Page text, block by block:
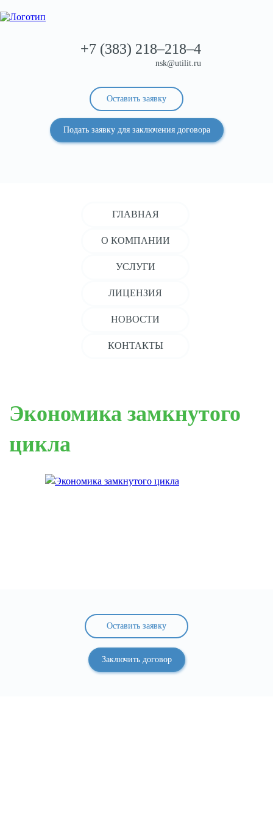
+7 (383) 218–218–4
nsk@utilit.ru
Оставить заявку
Подать заявку для заключения договора
ГЛАВНАЯ
О КОМПАНИИ
УСЛУГИ
ЛИЦЕНЗИЯ
НОВОСТИ
КОНТАКТЫ
Экономика замкнутого
цикла
Оставить заявку
Заключить договор